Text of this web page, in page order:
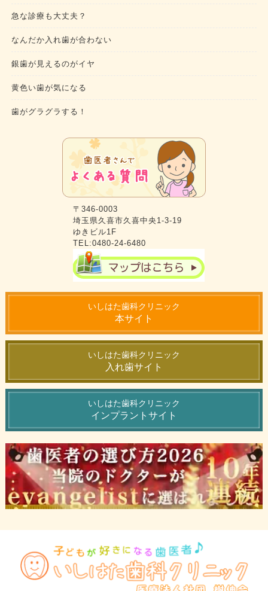
急な診療も大丈夫？
なんだか入れ歯が合わない
銀歯が見えるのがイヤ
黄色い歯が気になる
歯がグラグラする！
〒346-0003
埼玉県久喜市久喜中央1-3-19
ゆきビル1F
TEL:0480-24-6480
いしはた歯科クリニック
本サイト
いしはた歯科クリニック
入れ歯サイト
いしはた歯科クリニック
インプラントサイト